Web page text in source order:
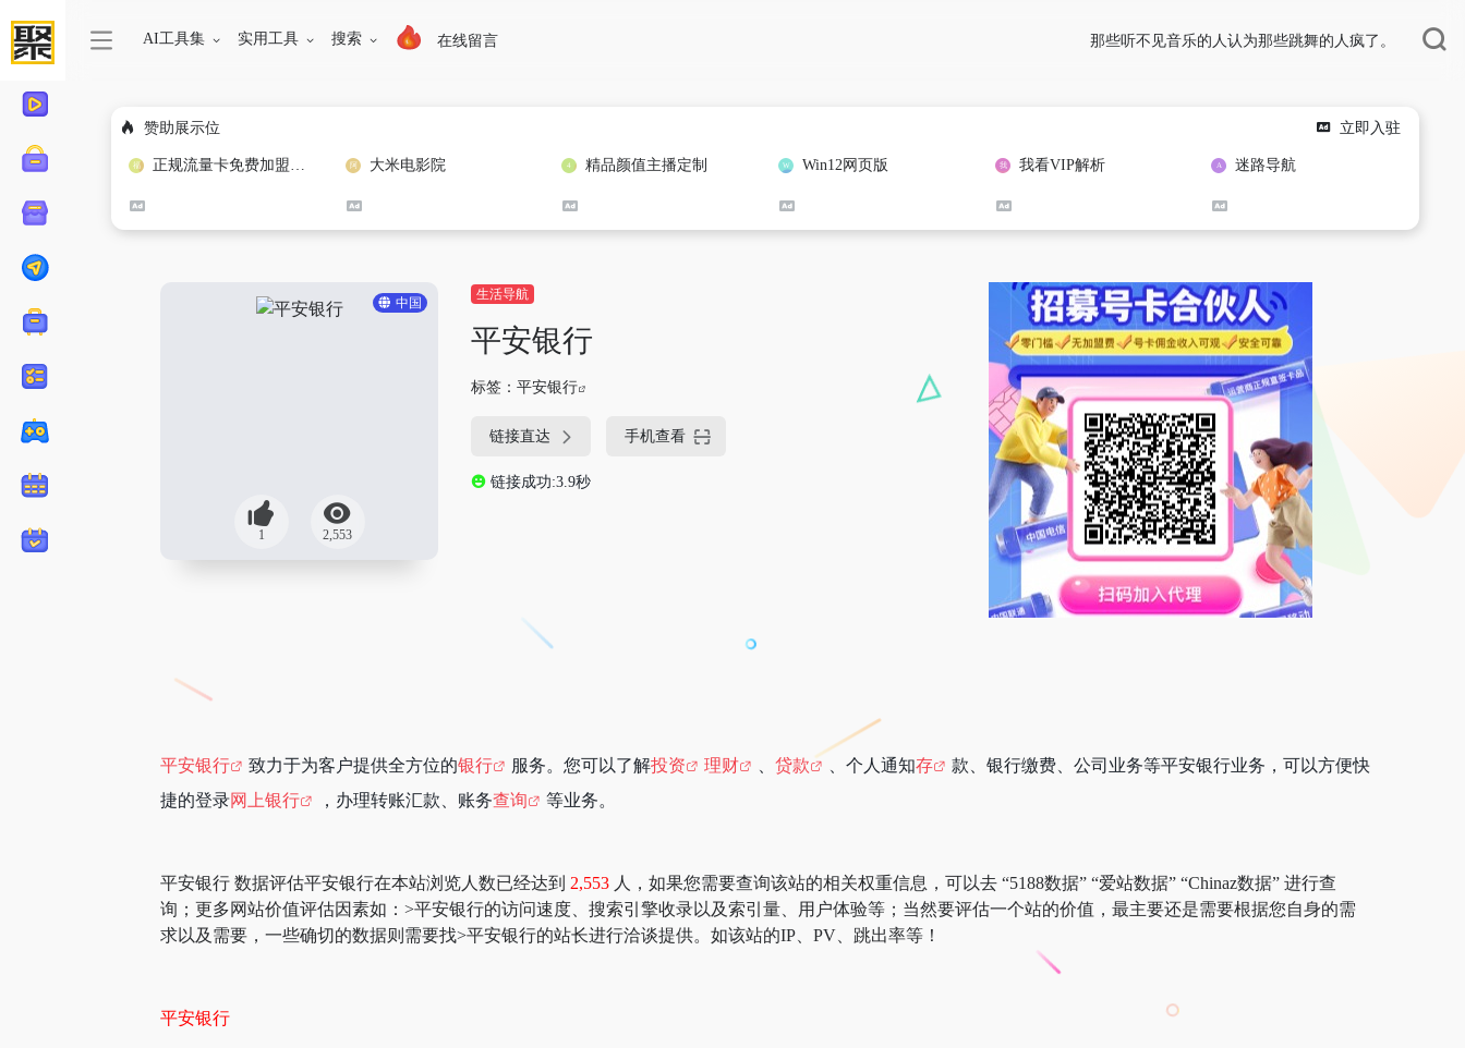
AI工具集 实用工具 搜索 在线留言 那些听不见音乐的人认为那些跳舞的人疯了。
赞助展示位 立即入驻
正规流量卡免费加盟合作 大米电影院 精品颜值主播定制 Win12网页版 我看VIP解析 迷路导航
中国
1 2,553
生活导航
平安银行
标签： 平安银行
链接直达 手机查看
链接成功:3.9秒
平安银行 致力于为客户提供全方位的银行 服务。您可以了解投资 理财 贷款 、个人通知存
款、银行缴费、公司业务等平安银行业务，可以方便快
捷的登录网上银行 ，办理转账汇款、账务查询 等业务。
平安银行 数据评估平安银行在本站浏览人数已经达到 2,553 人，如果您需要查询该站的相关权重信息，可以去 “5188数据” “爱站数据” “Chinaz数据” 进行查
询；更多网站价值评估因素如：>平安银行的访问速度、搜索引擎收录以及索引量、用户体验等；当然要评估一个站的价值，最主要还是需要根据您自身的需
求以及需要，一些确切的数据则需要找>平安银行的站长进行洽谈提供。如该站的IP、PV、跳出率等！
平安银行